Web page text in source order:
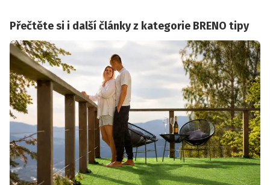
Přečtěte si i další články z kategorie BRENO tipy